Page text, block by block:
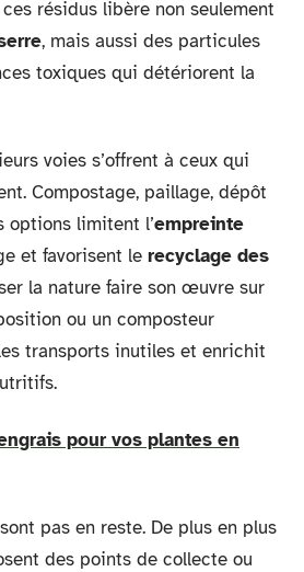
résidus libère non seulement
, mais aussi des particules
toxiques qui détériorent la
voies s’offrent à ceux qui
Compostage, paillage, dépôt
options limitent l’empreinte
et favorisent le recyclage des
la nature faire son œuvre sur
ou un composteur
transports inutiles et enrichit
pour vos plantes en
pas en reste. De plus en plus
des points de collecte ou